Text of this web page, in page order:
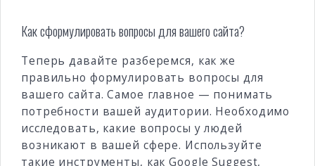
Как сформулировать вопросы для вашего сайта?
Теперь давайте разберемся, как же
правильно формулировать вопросы для
вашего сайта. Самое главное — понимать
потребности вашей аудитории. Необходимо
исследовать, какие вопросы у людей
возникают в вашей сфере. Используйте
такие инструменты, как Google Suggest,